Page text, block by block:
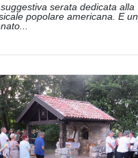
serata dedicata alla
popolare americana. E un